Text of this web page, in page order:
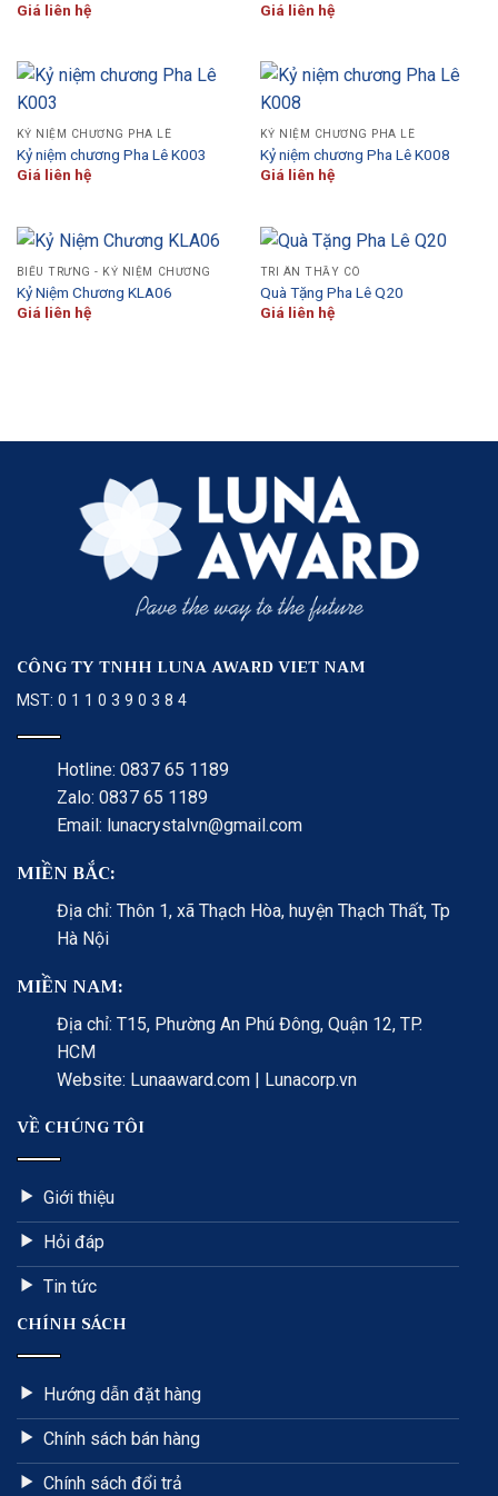
Giá liên hệ
Giá liên hệ
KỶ NIỆM CHƯƠNG PHA LÊ
Kỷ niệm chương Pha Lê K003
Giá liên hệ
KỶ NIỆM CHƯƠNG PHA LÊ
Kỷ niệm chương Pha Lê K008
Giá liên hệ
BIỂU TRƯNG - KỶ NIỆM CHƯƠNG
Kỷ Niệm Chương KLA06
Giá liên hệ
TRI ÂN THẦY CÔ
Quà Tặng Pha Lê Q20
Giá liên hệ
CÔNG TY TNHH LUNA AWARD VIET NAM
MST: 0 1 1 0 3 9 0 3 8 4
Hotline: 0837 65 1189
Zalo: 0837 65 1189
Email: lunacrystalvn@gmail.com
MIỀN BẮC:
Địa chỉ: Thôn 1, xã Thạch Hòa, huyện Thạch Thất, Tp
Hà Nội
MIỀN NAM:
Địa chỉ: T15, Phường An Phú Đông, Quận 12, TP.
HCM
Website: Lunaaward.com | Lunacorp.vn
VỀ CHÚNG TÔI
Giới thiệu
Hỏi đáp
Tin tức
CHÍNH SÁCH
Hướng dẫn đặt hàng
Chính sách bán hàng
Chính sách đổi trả